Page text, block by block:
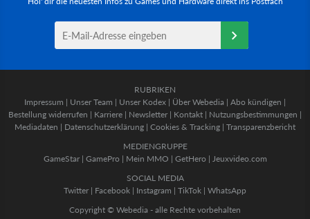
RUBRIKEN
Impressum | Unser Team | Unser Kodex | Über Webedia | Abo kündigen |
Bestellung widerrufen | Karriere | Newsletter | Kontakt | Nutzungsbestimmungen |
Mediadaten | Datenschutzerklärung | Cookies & Tracking | Transparenzbericht
MEDIENGRUPPE
GameStar| GamePro | Mein MMO | GetHero | Jeuxvideo.com
SOCIAL MEDIA
Twitter | Facebook | Instagram | TikTok | WhatsApp
Copyright © Webedia - alle Rechte vorbehalten